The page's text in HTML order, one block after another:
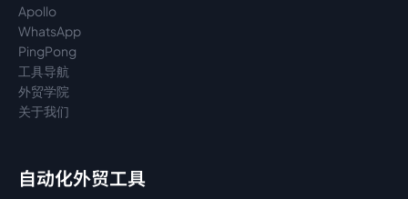
Apollo
WhatsApp
PingPong
工具导航
外贸学院
关于我们
自动化外贸工具